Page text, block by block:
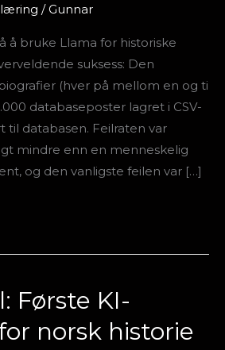
/Gunnar
å bruke Llama for historiske
suksess: Den
(hver på mellom en og ti
databaseposter lagret i CSV-
til databasen. Feilraten var
mindre enn en menneskelig
og den vanligste feilen var […]
Første KI-
norsk historie